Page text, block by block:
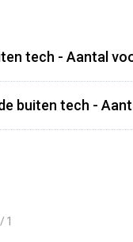
tech - Aantal
buiten tech -
1